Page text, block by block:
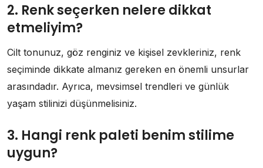
2. Renk seçerken nelere dikkat
etmeliyim?
Cilt tonunuz, göz renginiz ve kişisel zevkleriniz, renk
seçiminde dikkate almanız gereken en önemli unsurlar
arasındadır. Ayrıca, mevsimsel trendleri ve günlük
yaşam stilinizi düşünmelisiniz.
3. Hangi renk paleti benim stilime
uygun?